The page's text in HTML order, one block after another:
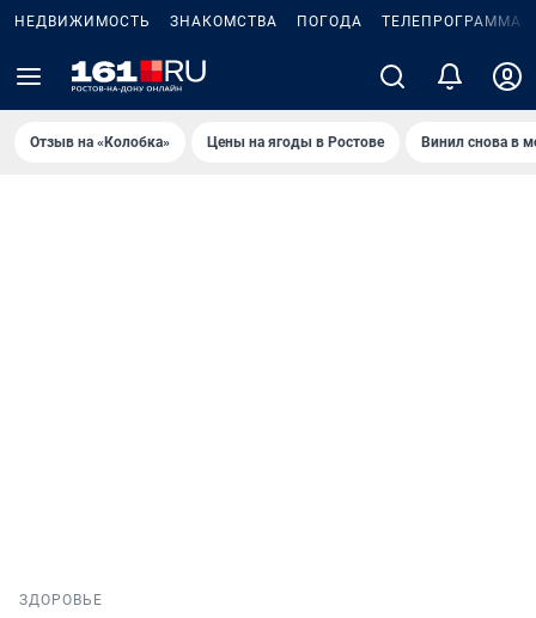
НЕДВИЖИМОСТЬ ЗНАКОМСТВА ПОГОДА ТЕЛЕПРОГРАММА
Отзыв на «Колобка» Цены на ягоды в Ростове Винил снова в
ЗДОРОВЬЕ